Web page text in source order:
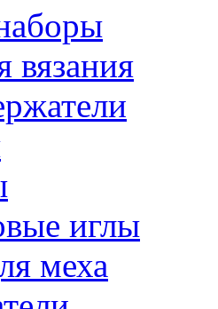
вязания
иглы
меха